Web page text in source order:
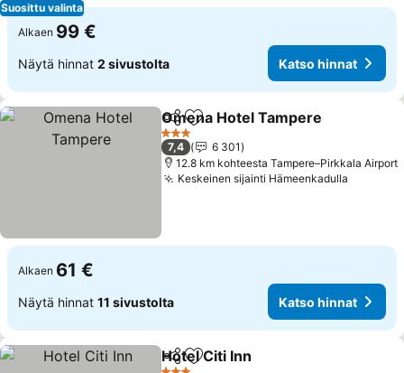
Suosittu valinta
Alkaen 99 €
Näytä hinnat 2 sivustolta Katso hinnat
Jaa Lisää suosikkeihin
Omena Hotel Tampere
3 Tähtiluokitus
7,4
6 301
12.8 km kohteesta Tampere–Pirkkala Airport
Keskeinen sijainti Hämeenkadulla
Alkaen 61 €
Näytä hinnat 11 sivustolta Katso hinnat
Jaa Lisää suosikkeihin
Hotel Citi Inn